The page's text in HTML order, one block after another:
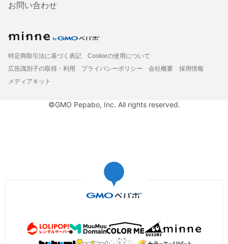
お問い合わせ
特定商取引法に基づく表記
Cookieの使用について
広告識別子の取得・利用
プライバシーポリシー 会社概要
採用情報
メディアキット
©GMO Pepabo, Inc. All rights reserved.